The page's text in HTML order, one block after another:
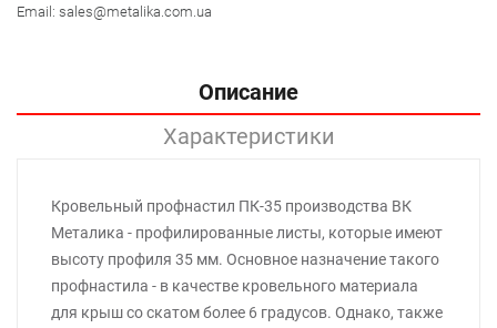
Email: sales@metalika.com.ua
Описание
Характеристики
Кровельный профнастил ПК-35 производства ВК
Металика - профилированные листы, которые имеют
высоту профиля 35 мм. Основное назначение такого
профнастила - в качестве кровельного материала
для крыш со скатом более 6 градусов. Однако, также